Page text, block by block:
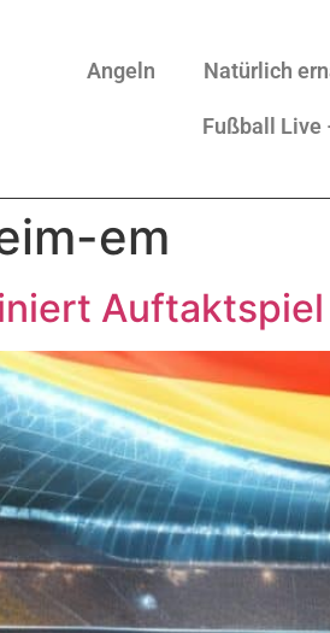
Angeln Natürlich
Fußball Live
em